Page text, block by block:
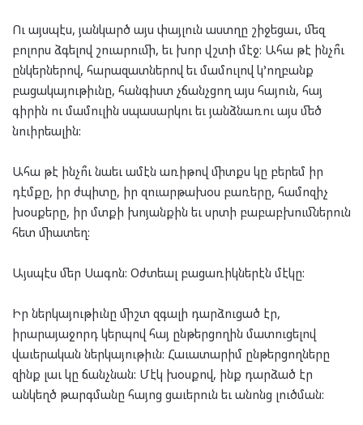
Ու այսպէս, յանկարծ այս փայլուն աստղը շիջեցաւ, մեզ
բոլորս ձգելով շուարումի, եւ խոր վշտի մէջ: Ահա թէ ինչո՞ւ
ընկերներով, հարազատներով եւ մամուլով կ’ողբանք
բացակայութիւնը, հանգիստ չճանչցող այս հայուն, հայ
գիրին ու մամուլին սպասարկու եւ յանձնառու այս մեծ
նուիրեալին:
Ահա թէ ինչո՞ւ նաեւ ամէն առիթով միտքս կը բերեմ իր
դէմքը, իր ժպիտը, իր զուարթախօս բառերը, համոզիչ
խօսքերը, իր մտքի խոյանքին եւ սրտի բաբաբխումներուն
հետ միատեղ:
Այսպէս մեր Սագոն: Օժտեալ բացառիկներէն մէկը:
Իր ներկայութիւնը միշտ զգալի դարձուցած էր,
իրարայաջորդ կերպով հայ ընթերցողին մատուցելով
վաւերական ներկայութիւն: Հաւատարիմ ընթերցողները
զինք լաւ կը ճանչնան: Մէկ խօսքով, ինք դարձած էր
անկեղծ թարգմանը հայոց ցաւերուն եւ անոնց լուծման: